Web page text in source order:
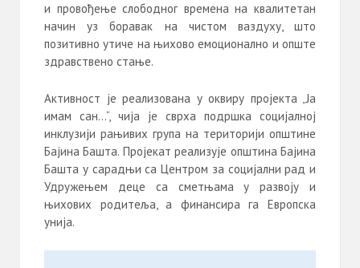
и провођење слободног времена на квалитетан
начин уз боравак на чистом ваздуху, што
позитивно утиче на њихово емоционално и опште
здравствено стање.
Активност је реализована у оквиру пројекта „Ја
имам сан…“, чија је сврха подршка социјалној
инклузији рањивих група на територији општине
Бајина Башта. Пројекат реализује општина Бајина
Башта у сарадњи са Центром за социјални рад и
Удружењем деце са сметњама у развоју и
њихових родитеља, а финансира га Европска
унија.